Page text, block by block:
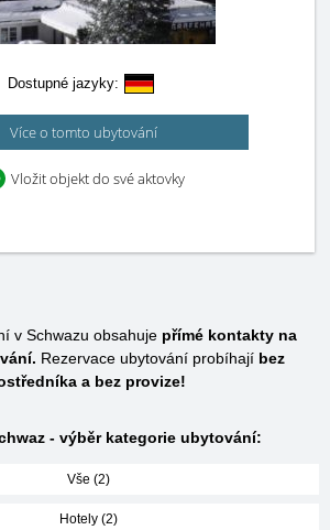
Dostupné jazyky:
Více o tomto ubytování
Vložit objekt do své aktovky
v Schwazu obsahuje přímé kontakty na
Rezervace ubytování probíhají bez
a bez provize!
- výběr kategorie ubytování:
Vše (2)
Hotely (2)